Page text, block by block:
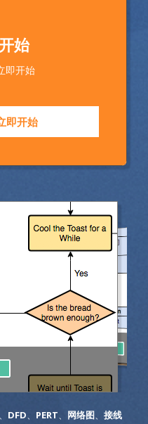
始
即开始
即开始
DFD PERT 网络图、 接线